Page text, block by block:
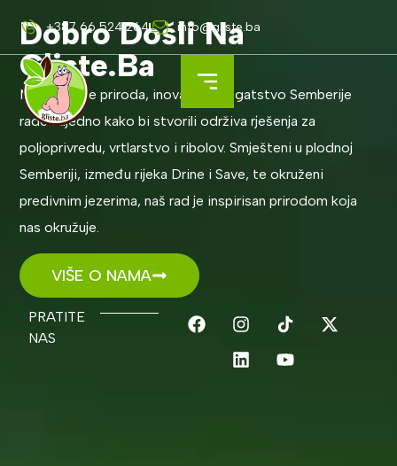
+387 66 524 264 info@gliste.ba
Dobro Došli Na
Gliste.ba
Mjesto gdje priroda, inovacija i bogatstvo Semberije
rade zajedno kako bi stvorili održiva rješenja za
poljoprivredu, vrtlarstvo i ribolov. Smješteni u plodnoj
Semberiji, između rijeka Drine i Save, te okruženi
predivnim jezerima, naš rad je inspirisan prirodom koja
nas okružuje.
VIŠE O NAMA
PRATITE
NAS